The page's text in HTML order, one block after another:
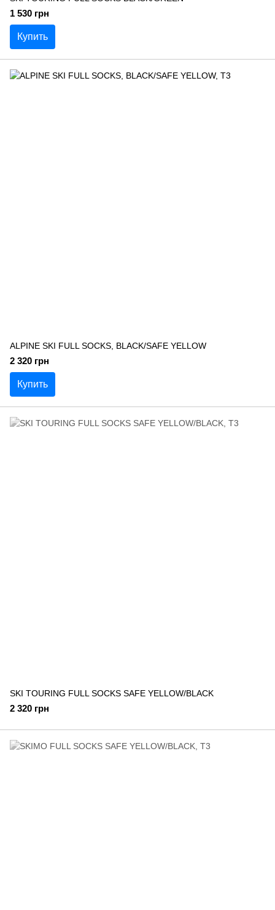
1 530 грн
Купить
ALPINE SKI FULL SOCKS, BLACK/SAFE YELLOW
2 320 грн
Купить
SKI TOURING FULL SOCKS SAFE YELLOW/BLACK
2 320 грн